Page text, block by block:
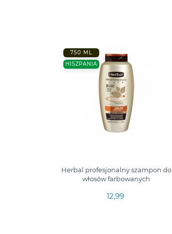
750 ML
HISZPANIA
Herbal profesjonalny szampon do
włosów farbowanych
12,99